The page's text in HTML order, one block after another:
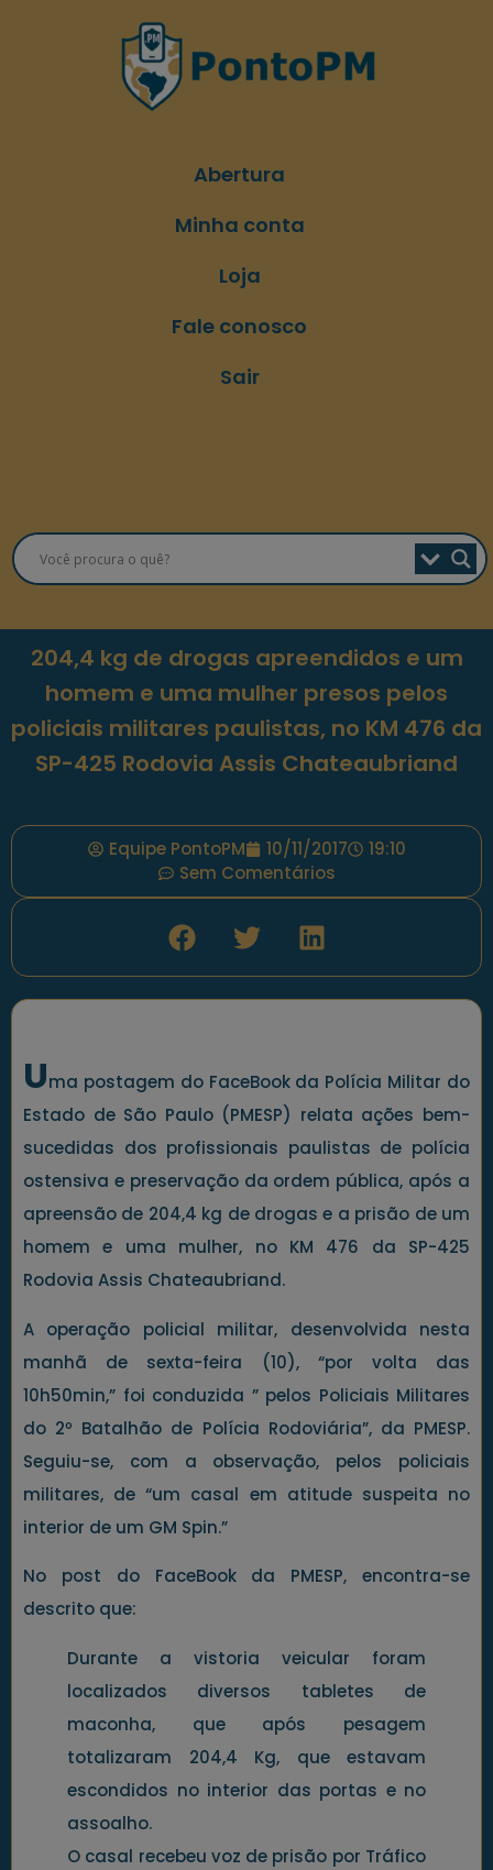
Abertura
Minha conta
Loja
Fale conosco
Sair
204,4 kg de drogas apreendidos e um
homem e uma mulher presos pelos
policiais militares paulistas, no KM 476 da
SP-425 Rodovia Assis Chateaubriand
Equipe PontoPM 10/11/2017
19:10
Sem Comentários
Uma postagem do FaceBook da Polícia Militar do
Estado de São Paulo (PMESP) relata ações bem-
sucedidas dos profissionais paulistas de polícia
ostensiva e preservação da ordem pública, após a
apreensão de 204,4 kg de drogas e a prisão de um
homem e uma mulher, no KM 476 da SP-425
Rodovia Assis Chateaubriand.
A operação policial militar, desenvolvida nesta
manhã de sexta-feira (10), “por volta das
10h50min,” foi conduzida ” pelos Policiais Militares
do 2º Batalhão de Polícia Rodoviária”, da PMESP.
Seguiu-se, com a observação, pelos policiais
militares, de “um casal em atitude suspeita no
interior de um GM Spin.”
No post do FaceBook da PMESP, encontra-se
descrito que:
Durante a vistoria veicular foram
localizados diversos tabletes de
maconha, que após pesagem
totalizaram 204,4 Kg, que estavam
escondidos no interior das portas e no
assoalho.
O casal recebeu voz de prisão por Tráfico